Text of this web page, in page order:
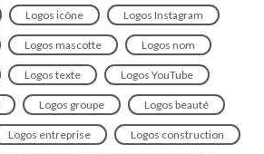
Logos icône Logos Instagram
Logos mascotte Logos nom
Logos texte Logos YouTube
Logos groupe Logos beauté
Logos entreprise Logos construction